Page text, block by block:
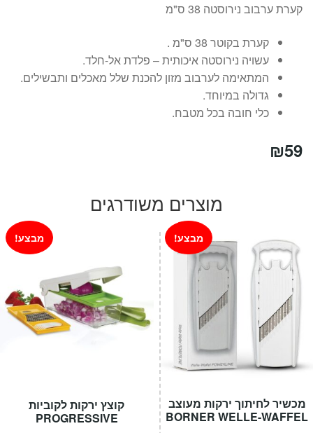
קערת ערבוב נירוסטה 38 ס"מ
קערת בקוטר 38 ס"מ .
עשויה נירוסטה איכותית – פלדת אל-חלד.
המתאימה לערבוב מזון להכנת שלל מאכלים ותבשילים.
גדולה במיוחד.
כלי חובה בכל מטבח.
₪59
מוצרים משודרגים
קוצץ ירקות לקוביות
PROGRESSIVE
מבצע!
מכשיר לחיתוך ירקות מעוצב
BORNER WELLE-WAFFEL
מבצע!